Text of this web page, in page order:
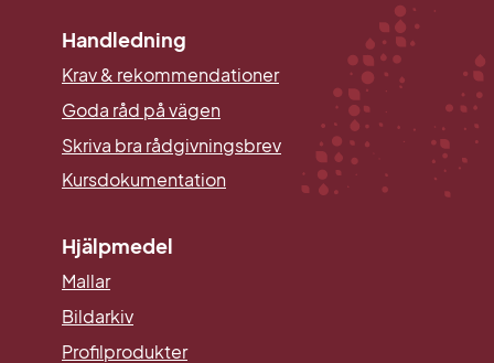
Handledning
Krav & rekommendationer
Goda råd på vägen
Skriva bra rådgivningsbrev
Kursdokumentation
Hjälpmedel
Mallar
BildarkivLänk till annan webbplats.
Profilprodukter